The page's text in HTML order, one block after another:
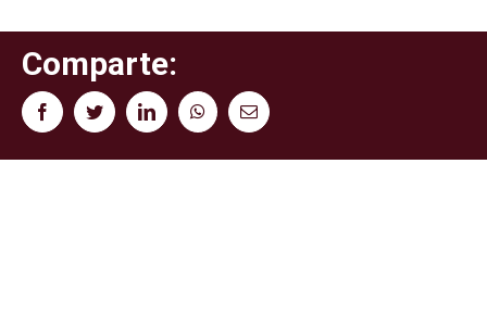
Comparte:
FacebookTwitterLinkedInWhatsAppCorreo
electrónico